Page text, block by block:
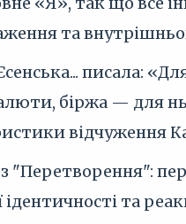
та
писала:
біржа — для
відчуження
"Перетворення":
та